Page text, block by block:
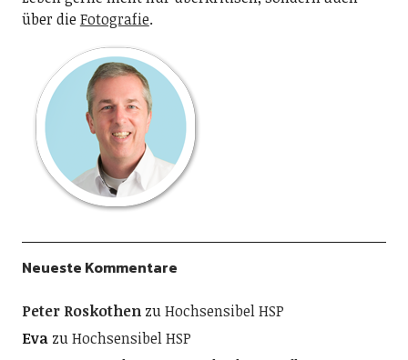
über dieFotografie.
Neueste Kommentare
Peter RoskothenzuHochsensibel HSP
EvazuHochsensibel HSP